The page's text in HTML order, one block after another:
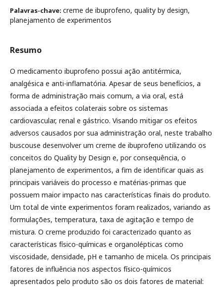
Palavras-chave: creme de ibuprofeno, quality by design,
planejamento de experimentos
Resumo
O medicamento ibuprofeno possui ação antitérmica,
analgésica e anti-inflamatória. Apesar de seus benefícios, a
forma de administração mais comum, a via oral, está
associada a efeitos colaterais sobre os sistemas
cardiovascular, renal e gástrico. Visando mitigar os efeitos
adversos causados por sua administração oral, neste trabalho
buscouse desenvolver um creme de ibuprofeno utilizando os
conceitos do Quality by Design e, por consequência, o
planejamento de experimentos, a fim de identificar quais as
principais variáveis do processo e matérias-primas que
possuem maior impacto nas características finais do produto.
Um total de vinte experimentos foram realizados, variando as
formulações, temperatura, taxa de agitação e tempo de
mistura. O creme produzido foi caracterizado quanto as
características físico-químicas e organolépticas como
viscosidade, densidade, pH e tamanho de micela. Os principais
fatores de influência nos aspectos físico-químicos
apresentados pelo produto são os dois fatores de material: